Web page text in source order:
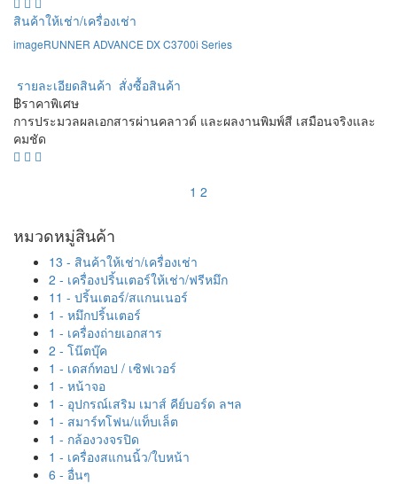
สินค้าให้เช่า/เครื่องเช่า
imageRUNNER ADVANCE DX C3700i Series
รายละเอียดสินค้า สั่งซื้อสินค้า
฿ราคาพิเศษ
การประมวลผลเอกสารผ่านคลาวด์ และผลงานพิมพ์สี เสมือนจริงและ
คมชัด
1 2
หมวดหมู่สินค้า
13 - สินค้าให้เช่า/เครื่องเช่า
2 - เครื่องปริ้นเตอร์ให้เช่า/ฟรีหมึก
11 - ปริ้นเตอร์/สแกนเนอร์
1 - หมึกปริ้นเตอร์
1 - เครื่องถ่ายเอกสาร
2 - โน๊ตบุ๊ค
1 - เดสก์ทอป / เซิฟเวอร์
1 - หน้าจอ
1 - อุปกรณ์เสริม เมาส์ คีย์บอร์ด ลฯล
1 - สมาร์ทโฟน/แท็บเล็ต
1 - กล้องวงจรปิด
1 - เครื่องสแกนนิ้ว/ใบหน้า
6 - อื่นๆ